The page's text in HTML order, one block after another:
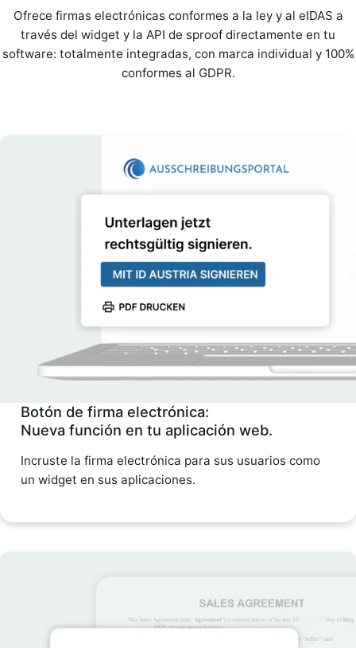
Ofrece firmas electrónicas conformes a la ley y al eIDAS a
través del widget y la API de sproof directamente en tu
software: totalmente integradas, con marca individual y 100%
conformes al GDPR.
Botón de firma electrónica:
Nueva función en tu aplicación web.
Incruste la firma electrónica para sus usuarios como
un widget en sus aplicaciones.